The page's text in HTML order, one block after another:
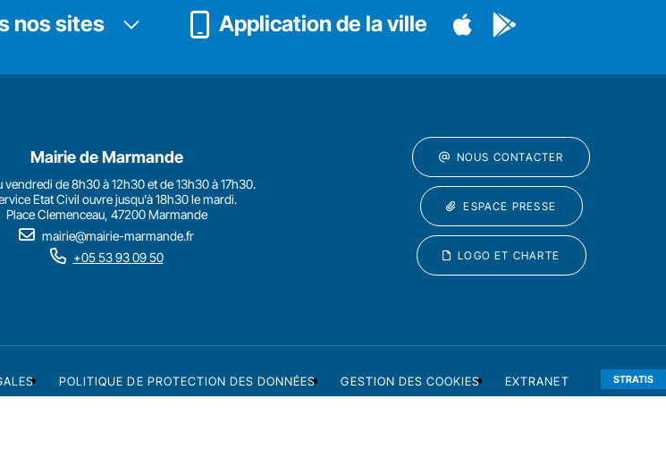
nos sites Application de la ville
Mairie de Marmande
vendredi de 8h30 à 12h30 et de 13h30 à 17h30.
Etat Civil ouvre jusqu'à 18h30 le mardi.
Place Clemenceau, 47200 Marmande
mairie@mairie-marmande.fr
+05 53 93 09 50
NOUS CONTACTER
ESPACE PRESSE
LOGO ET CHARTE
POLITIQUE DE PROTECTION DES DONNÉES GESTION DES COOKIES EXTRANET STRATIS